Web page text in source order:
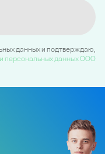
данных и подтверждаю,
персональных данных ООО